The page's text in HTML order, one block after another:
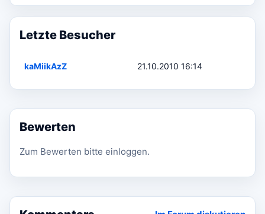
Letzte Besucher
kaMiikAzZ 21.10.2010 16:14
Bewerten
Zum Bewerten bitte einloggen.